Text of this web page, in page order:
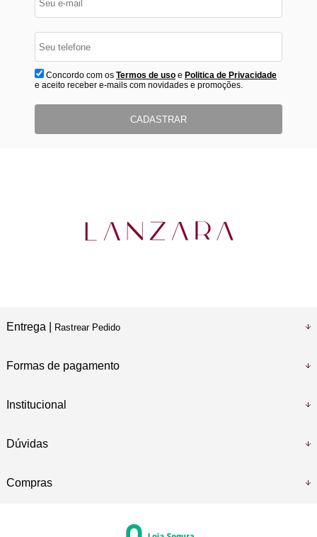
Concordo com os Termos de usoe Politica de Privacidade
e aceito receber e-mails com novidades e promoções.
CADASTRAR
Entrega | Rastrear Pedido
Formas de pagamento
Institucional
Dúvidas
Compras